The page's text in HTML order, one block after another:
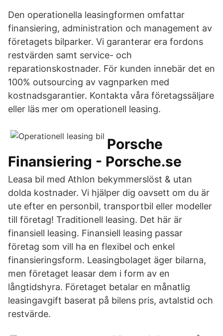
Den operationella leasingformen omfattar
finansiering, administration och management av
företagets bilparker. Vi garanterar era fordons
restvärden samt service- och
reparationskostnader. För kunden innebär det en
100% outsourcing av vagnparken med
kostnadsgarantier. Kontakta våra företagssäljare
eller läs mer om operationell leasing.
Porsche
Finansiering - Porsche.se
Leasa bil med Athlon bekymmerslöst & utan
dolda kostnader. Vi hjälper dig oavsett om du är
ute efter en personbil, transportbil eller modeller
till företag! Traditionell leasing. Det här är
finansiell leasing. Finansiell leasing passar
företag som vill ha en flexibel och enkel
finansieringsform. Leasingbolaget äger bilarna,
men företaget leasar dem i form av en
långtidshyra. Företaget betalar en månatlig
leasingavgift baserat på bilens pris, avtalstid och
restvärde.